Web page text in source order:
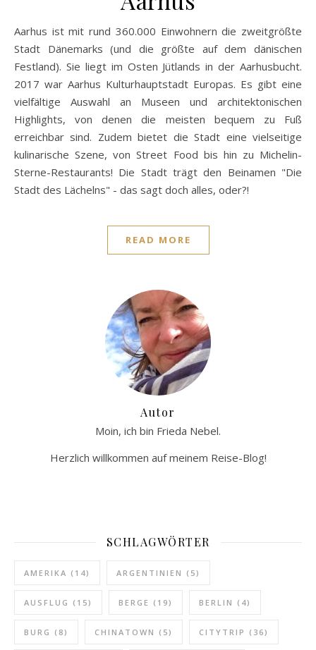
Aarhus ist mit rund 360.000 Einwohnern die zweitgrößte
Stadt Dänemarks (und die größte auf dem dänischen
Festland). Sie liegt im Osten Jütlands in der Aarhusbucht.
2017 war Aarhus Kulturhauptstadt Europas. Es gibt eine
vielfältige Auswahl an Museen und architektonischen
Highlights, von denen die meisten bequem zu Fuß
erreichbar sind. Zudem bietet die Stadt eine vielseitige
kulinarische Szene, von Street Food bis hin zu Michelin-
Sterne-Restaurants! Die Stadt trägt den Beinamen "Die
Stadt des Lächelns" - das sagt doch alles, oder?!
READ MORE
Autor
Moin, ich bin Frieda Nebel.
Herzlich willkommen auf meinem Reise-Blog!
SCHLAGWÖRTER
AMERIKA (14) ARGENTINIEN (5)
AUSFLUG (15) BERGE (19) BERLIN (4)
BURG (8) CHINATOWN (5) CITYTRIP (36)